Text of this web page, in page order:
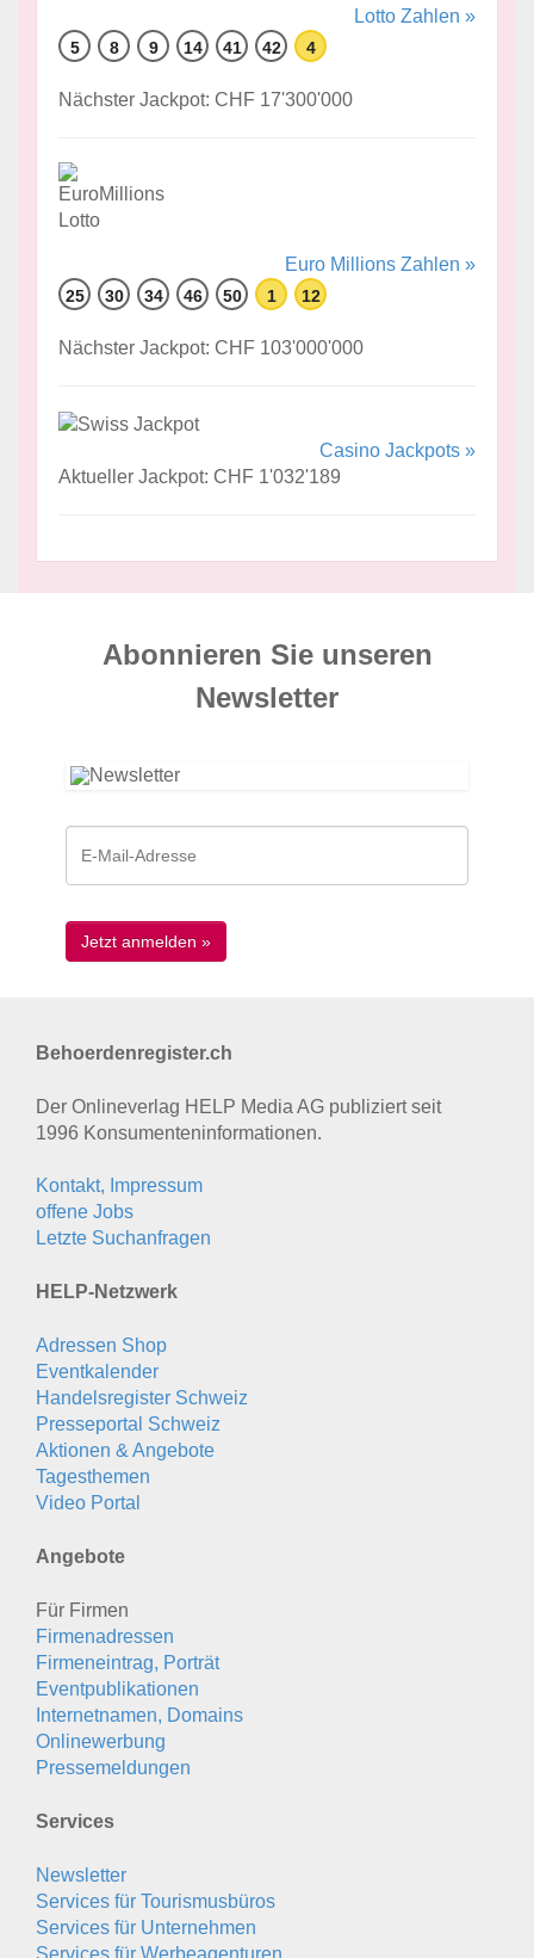
Lotto Zahlen »
5 8 9 14 41 42 4
Nächster Jackpot: CHF 17'300'000
Euro Millions Zahlen »
25 30 34 46 50 1 12
Nächster Jackpot: CHF 103'000'000
Casino Jackpots »
Aktueller Jackpot: CHF 1'032'189
Abonnieren Sie unseren
News­letter
Behoerdenregister.ch
Der Onlineverlag HELP Media AG publiziert seit
1996 Konsumenten­informationen.
Kontakt, Impressum
offene Jobs
Letzte Suchanfragen
HELP-Netzwerk
Adressen Shop
Eventkalender
Handelsregister Schweiz
Presseportal Schweiz
Aktionen & Angebote
Tagesthemen
Video Portal
Angebote
Für Firmen
Firmenadressen
Firmeneintrag, Porträt
Eventpublikationen
Internetnamen, Domains
Onlinewerbung
Pressemeldungen
Services
Newsletter
Services für Tourismusbüros
Services für Unternehmen